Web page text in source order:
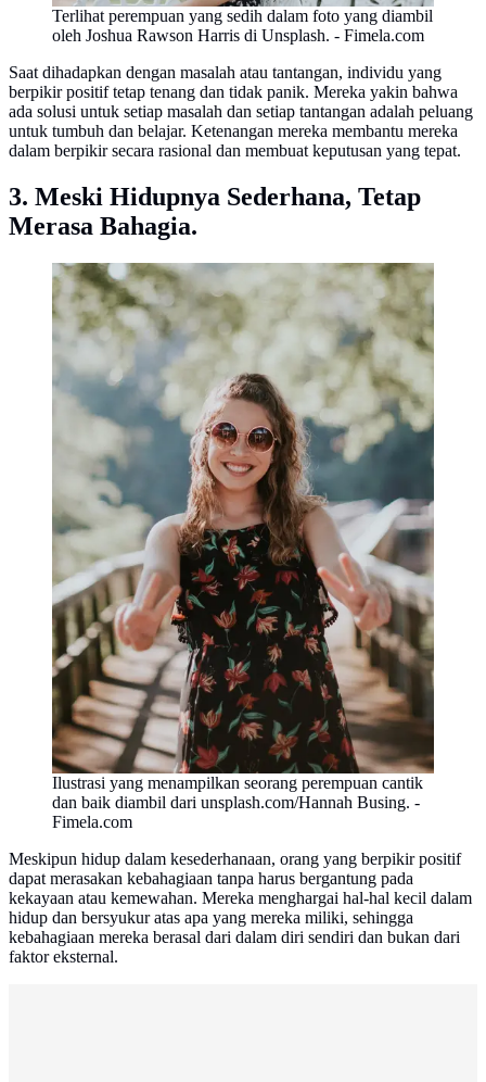
Terlihat perempuan yang sedih dalam foto yang diambil
oleh Joshua Rawson Harris di Unsplash. - Fimela.com
Saat dihadapkan dengan masalah atau tantangan, individu yang
berpikir positif tetap tenang dan tidak panik. Mereka yakin bahwa
ada solusi untuk setiap masalah dan setiap tantangan adalah peluang
untuk tumbuh dan belajar. Ketenangan mereka membantu mereka
dalam berpikir secara rasional dan membuat keputusan yang tepat.
3. Meski Hidupnya Sederhana, Tetap
Merasa Bahagia.
Ilustrasi yang menampilkan seorang perempuan cantik
dan baik diambil dari unsplash.com/Hannah Busing. -
Fimela.com
Meskipun hidup dalam kesederhanaan, orang yang berpikir positif
dapat merasakan kebahagiaan tanpa harus bergantung pada
kekayaan atau kemewahan. Mereka menghargai hal-hal kecil dalam
hidup dan bersyukur atas apa yang mereka miliki, sehingga
kebahagiaan mereka berasal dari dalam diri sendiri dan bukan dari
faktor eksternal.